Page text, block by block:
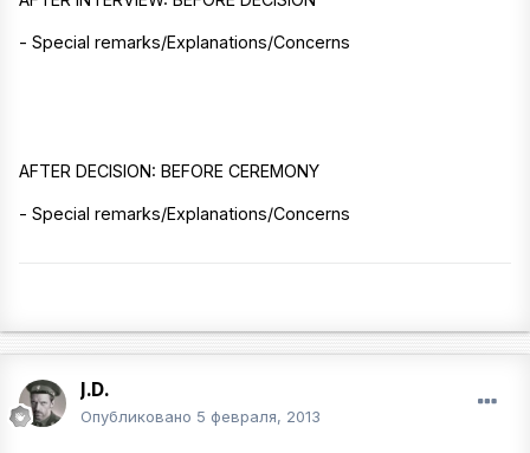
- Special remarks/Explanations/Concerns
AFTER DECISION: BEFORE CEREMONY
- Special remarks/Explanations/Concerns
J.D.
Опубликовано 5 февраля, 2013